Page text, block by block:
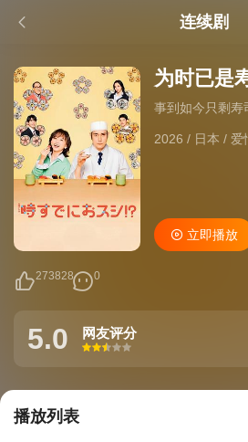
连续剧
为时已是
事到如今只剩寿
2026 / 日本 / 爱
273828 0
立即播放
5.0 网友评分
很差
较差还行推荐力荐
播放列表